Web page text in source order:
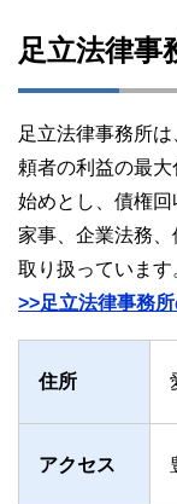
足立法律
足立法律事務所
頼者の利益の最
始めとし、債権回
家事、企業法務、
取り扱っています
>>足立法律事務
住所
アクセス